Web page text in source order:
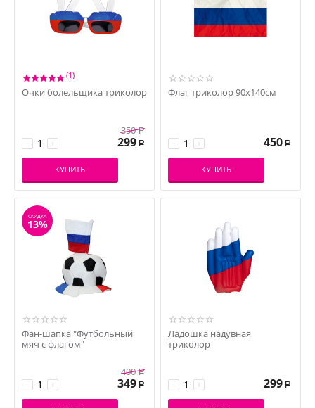
(1)
Очки болельщика триколор
+
−
350 Р
299 Р
КУПИТЬ
Флаг триколор 90х140см
+
− 450 Р
КУПИТЬ
СКИДКА
13%
Фан-шапка "Футбольный
мяч с флагом"
+
−
400 Р
349 Р
Ладошка надувная
триколор
+
− 299 Р